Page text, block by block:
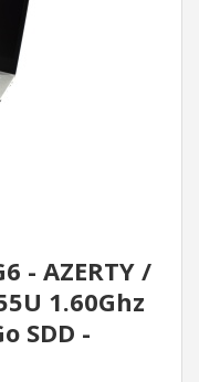
- AZERTY /
1.60Ghz
SDD -